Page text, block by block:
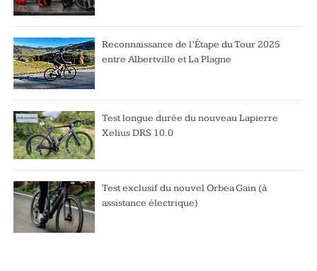
Reconnaissance de l’Étape du Tour 2025
entre Albertville et La Plagne
Test longue durée du nouveau Lapierre
Xelius DRS 10.0
Test exclusif du nouvel Orbea Gain (à
assistance électrique)